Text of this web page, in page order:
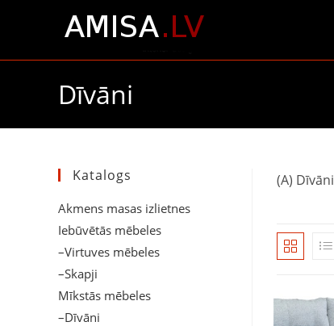
Dīvāni
(A) Dīvāni
Katalogs
Akmens masas izlietnes
Iebūvētās mēbeles
–Virtuves mēbeles
–Skapji
Mīkstās mēbeles
–Dīvāni